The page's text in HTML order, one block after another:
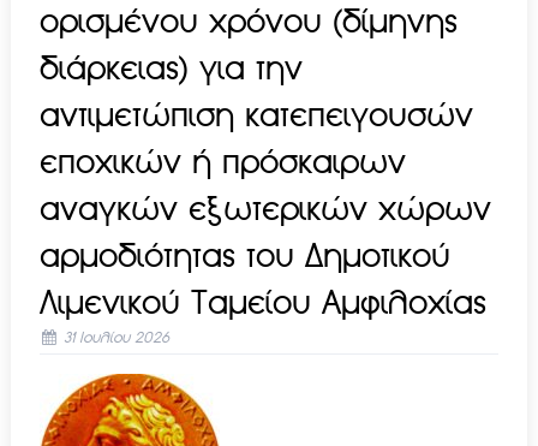
ορισμένου χρόνου (δίμηνης
διάρκειας) για την
αντιμετώπιση κατεπειγουσών
εποχικών ή πρόσκαιρων
αναγκών εξωτερικών χώρων
αρμοδιότητας του Δημοτικού
Λιμενικού Ταμείου Αμφιλοχίας
31 Ιουλίου 2026